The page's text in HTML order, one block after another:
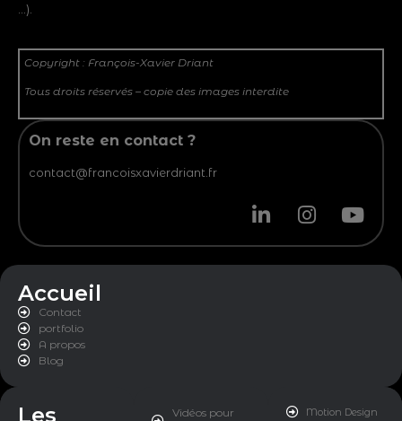
…).
Copyright : François-Xavier Driant
Tous droits réservés – copie des images interdite
On reste en contact ?
contact@francoisxavierdriant.fr
Accueil
Contact
portfolio
A propos
Blog
Les Vidéos pour
Motion Design